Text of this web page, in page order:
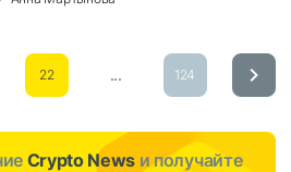
22 ... 124
Crypto News и получайте